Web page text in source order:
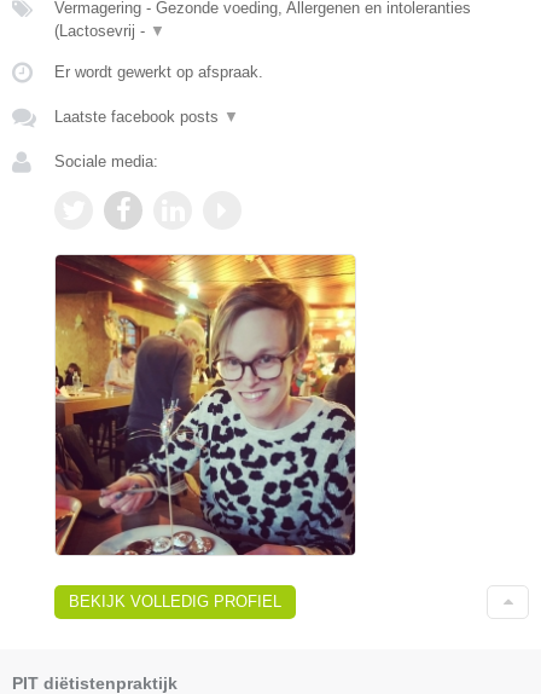
Vermagering - Gezonde voeding, Allergenen en intoleranties
(Lactosevrij - ▼
Er wordt gewerkt op afspraak.
Laatste facebook posts ▼
Sociale media:
BEKIJK VOLLEDIG PROFIEL
PIT diëtistenpraktijk